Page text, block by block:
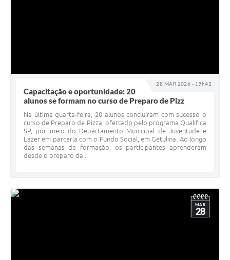
28 MAR 2026 - 19h42
Capacitação e oportunidade: 20
alunos se formam no curso de Preparo de Pizz
Na última quarta-feira, 20 alunos concluíram com sucesso o
curso de Preparo de Pizza, ofertado pelo programa Qualifica
SP, por meio do Departamento Municipal de Juventude e
Lazer em parceria com o Fundo Social, em Getulina. Ao longo
das semanas de formação, os participantes aprenderam
desde o preparo da...
MAR
28